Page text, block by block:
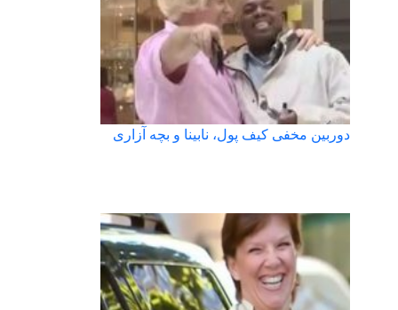
دوربین مخفی کیف پول، نابینا و بچه آزاری